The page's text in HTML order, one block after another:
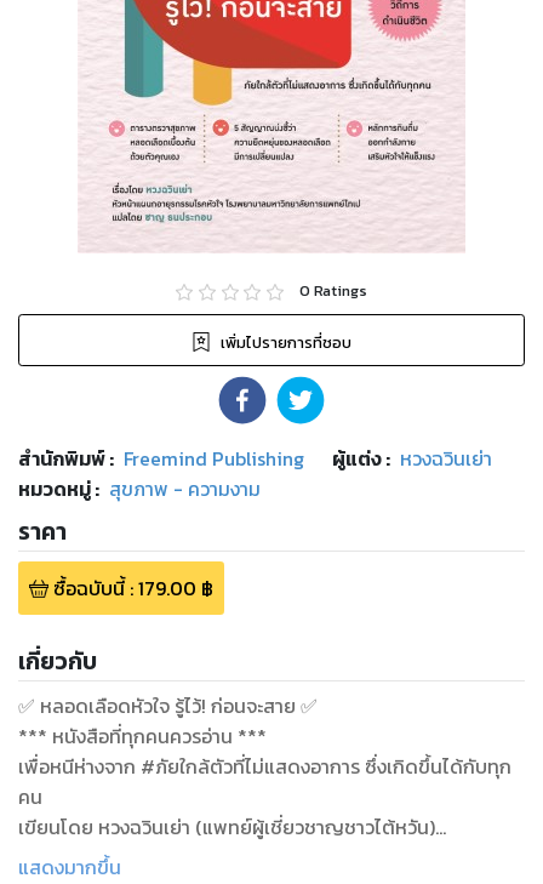
0 Ratings
เพิ่มไปรายการที่ชอบ
สำนักพิมพ์: Freemind Publishing ผู้แต่ง : หวงฉวินเย่า
หมวดหมู่: สุขภาพ - ความงาม
ราคา
ซื้อฉบับนี้:179.00 ฿
เกี่ยวกับ
✅ หลอดเลือดหัวใจ รู้ไว้! ก่อนจะสาย ✅
*** หนังสือที่ทุกคนควรอ่าน ***
เพื่อหนีห่างจาก #ภัยใกล้ตัวที่ไม่แสดงอาการ ซึ่งเกิดขึ้นได้กับทุก
คน
เขียนโดย หวงฉวินเย่า (แพทย์ผู้เชี่ยวชาญชาวไต้หวัน)
แปลโดย ชาญ ธนประกอบ
แสดงมากขึ้น